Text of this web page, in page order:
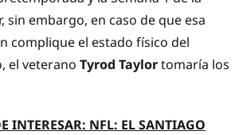
sin embargo, en caso de que esa
complique el estado físico del
el veterano Tyrod Taylortomaría los
INTERESAR: NFL: EL SANTIAGO